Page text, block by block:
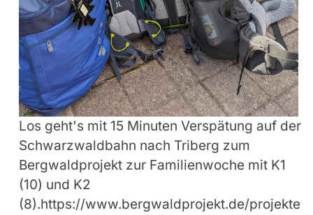
Los geht's mit 15 Minuten Verspätung auf der
Schwarzwaldbahn nach Triberg zum
Bergwaldprojekt zur Familienwoche mit K1
(10) und K2
(8).https://www.bergwaldprojekt.de/projekte